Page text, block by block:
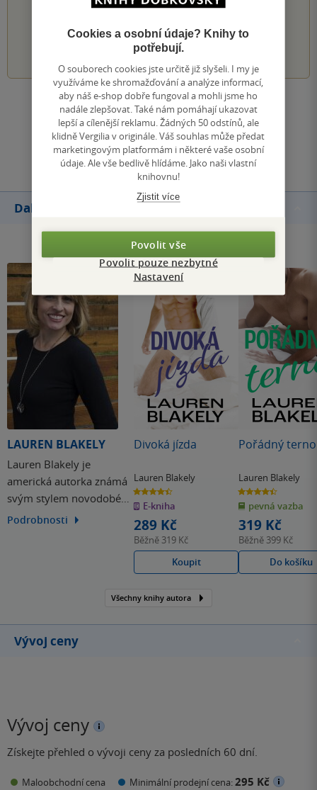
3 4 5
Zobrazit všechna hodnocení
Přidat hodnocení
Další knihy autora
LAUREN BLAKELY
Lauren Blakely je
americká autorka známá
svým stylem novodobé
romance, který je sladký,
Podrobnosti
Divoká jízda
Lauren Blakely
4.4
z
5
hvězdiček
E-kniha
289 Kč
Běžně 319 Kč
Koupit
Pořádný terno
Lauren Blakely
4.4
z
5
hvězdiček
pevná vazba
319 Kč
Běžně 399 Kč
Do košíku
Všechny knihy autora
Vývoj ceny
Vývoj ceny
Získejte přehled o vývoji ceny za posledních 60 dní.
Maloobchodní cena Minimální prodejní cena:295 Kč
Cookies a osobní údaje? Knihy to
potřebují.
O souborech cookies jste určitě již slyšeli. I my je
využíváme ke shromažďování a analýze informací,
aby náš e-shop dobře fungoval a mohli jsme ho
nadále zlepšovat. Také nám pomáhají ukazovat
lepší a cílenější reklamu. Žádných 50 odstínů, ale
klidně Vergilia v originále. Váš souhlas může předat
marketingovým platformám i některé vaše osobní
údaje. Ale vše bedlivě hlídáme. Jako naši vlastní
knihovnu!
Zjistit více
Povolit vše
Povolit pouze nezbytné
Nastavení